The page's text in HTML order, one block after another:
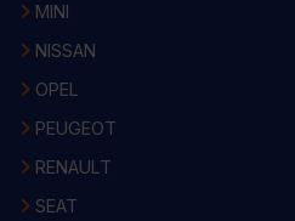
MINI
NISSAN
OPEL
PEUGEOT
RENAULT
SEAT